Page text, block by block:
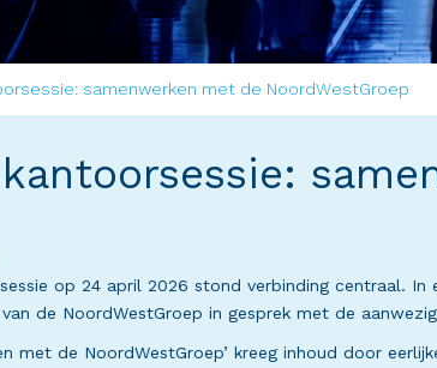
samenwerken met de NoordWestGroep
op 24 april 2026 stond verbinding centraal. In
de NoordWestGroep in gesprek met de
met de NoordWestGroep’ kreeg inhoud door